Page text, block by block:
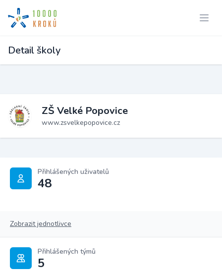
Detail školy
ZŠ Velké Popovice
www.zsvelkepopovice.cz
Přihlášených uživatelů
48
Zobrazit jednotlivce
Přihlášených týmů
5